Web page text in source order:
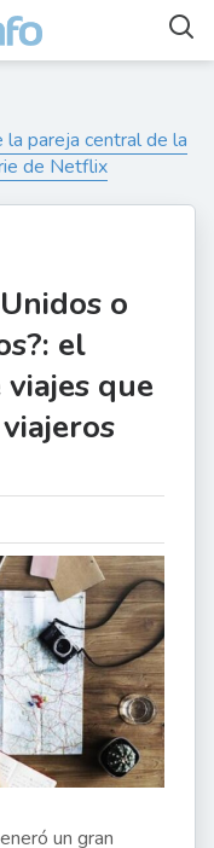
pareja central de la
de Netflix
o
el
que
un gran